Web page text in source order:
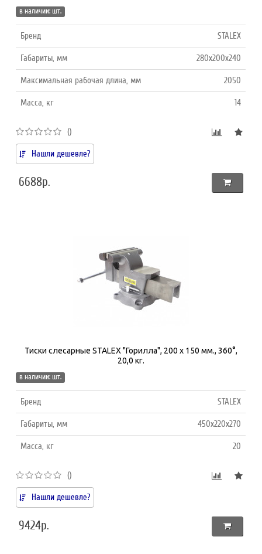
в наличии: шт.
Бренд STALEX
Габариты, мм 280x200x240
Максимальная рабочая длина, мм 2050
Масса, кг 14
()
Нашли дешевле?
6688р.
Тиски слесарные STALEX "Горилла", 200 х 150 мм., 360°,
20,0 кг.
в наличии: шт.
Бренд STALEX
Габариты, мм 450x220x270
Масса, кг 20
()
Нашли дешевле?
9424р.